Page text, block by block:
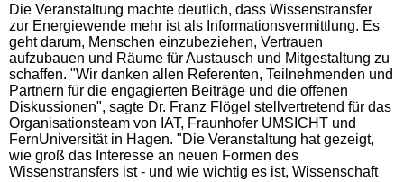
Die Veranstaltung machte deutlich, dass Wissenstransfer
zur Energiewende mehr ist als Informationsvermittlung. Es
geht darum, Menschen einzubeziehen, Vertrauen
aufzubauen und Räume für Austausch und Mitgestaltung zu
schaffen. "Wir danken allen Referenten, Teilnehmenden und
Partnern für die engagierten Beiträge und die offenen
Diskussionen", sagte Dr. Franz Flögel stellvertretend für das
Organisationsteam von IAT, Fraunhofer UMSICHT und
FernUniversität in Hagen. "Die Veranstaltung hat gezeigt,
wie groß das Interesse an neuen Formen des
Wissenstransfers ist - und wie wichtig es ist, Wissenschaft